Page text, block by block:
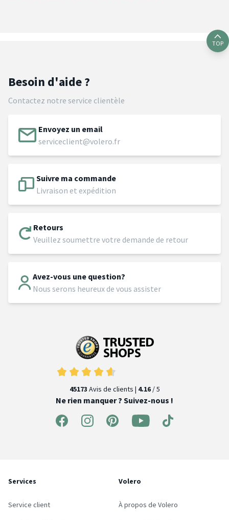
TOP
Besoin d'aide ?
Contactez notre service clientèle
Envoyez un email
serviceclient@volero.fr
Suivre ma commande
Livraison et expédition
Retours
Veuillez soumettre votre demande de retour
Avez-vous une question?
Nous serons heureux de vous assister
45173 Avis de clients | 4.16/ 5
Ne rien manquer ? Suivez-nous !
Services
Service client
Volero
À propos de Volero